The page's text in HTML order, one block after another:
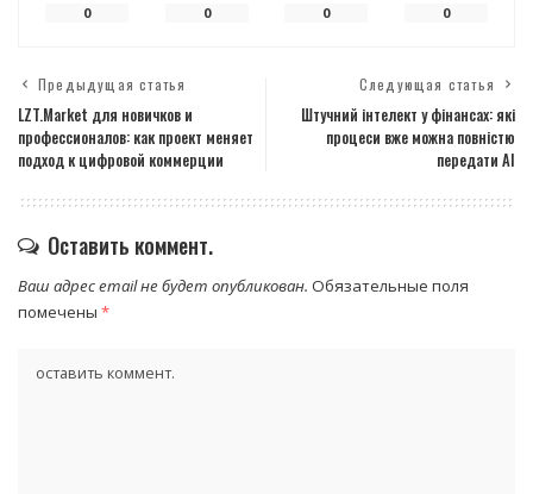
0 0 0 0
Предыдущая статья
LZT.Market для новичков и
профессионалов: как проект меняет
подход к цифровой коммерции
Следующая статья
Штучний інтелект у фінансах: які
процеси вже можна повністю
передати AI
Оставить коммент.
Ваш адрес email не будет опубликован. Обязательные поля
помечены *